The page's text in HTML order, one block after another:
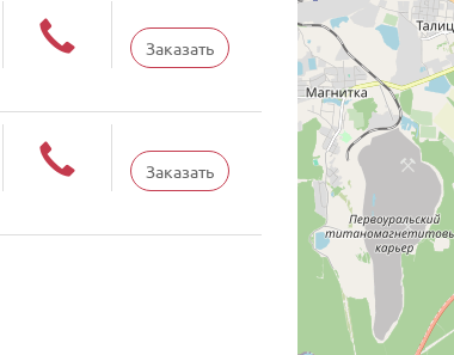
Заказать
Заказать